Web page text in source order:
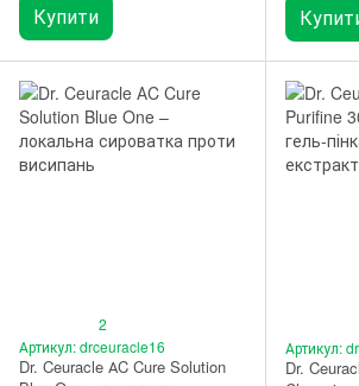
Купити
2
Артикул: drceuracle16
Dr. Ceuracle АC Cure Solution
Артикул:
Dr.